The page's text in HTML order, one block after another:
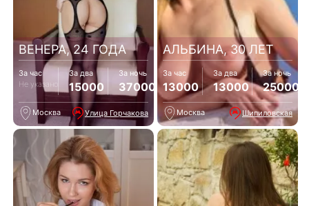
ВЕНЕРА, 24 ГОДА
За час
Не указано
За два
15000
За ночь
37000
Москва Улица Горчакова
АЛЬБИНА, 30 ЛЕТ
За час
13000
За два
13000
За ночь
25000
Москва Шипиловская